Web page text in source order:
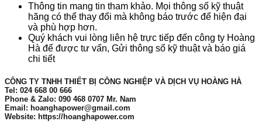
Thông tin mang tin tham khảo. Mọi thông số kỹ thuật
hãng có thể thay đổi mà không báo trước để hiện đại
và phù hợp hơn.
Quý khách vui lòng liên hệ trực tiếp đến công ty Hoàng
Hà để được tư vấn, Gửi thông số kỹ thuật và báo giá
chi tiết
CÔNG TY TNHH THIẾT BỊ CÔNG NGHIỆP VÀ DỊCH VỤ HOÀNG HÀ
Tel: 024 668 00 666
Phone & Zalo: 090 468 0707 Mr. Nam
Email: hoanghapower@gmail.com
Website: https://hoanghapower.com